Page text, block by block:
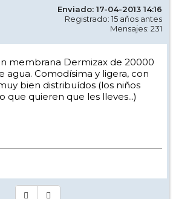
Enviado: 17-04-2013 14:16
Registrado: 15 años antes
Mensajes: 231
membrana Dermizax de 20000
Comodísima y ligera, con
bien distribuídos (los niños
que quieren que les lleves...)